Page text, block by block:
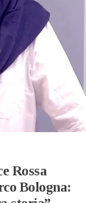
Rossa
Bologna: